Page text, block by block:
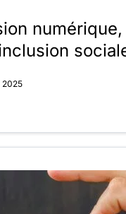
numérique,
2025